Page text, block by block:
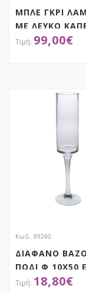
ΜΠΛΕ ΓΚΡΙ
ΜΕ ΛΕΥΚΟ
ΧΡΥΣΗ ΒΑΣΗ
99,00€
Κωδ. 89240
ΔΙΑΦΑΝΟ
ΠΟΔΙ Φ 10Χ50
18,80€